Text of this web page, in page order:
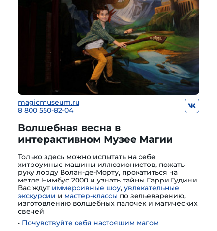
magicmuseum.ru
8 800 550-82-04
Волшебная весна в
интерактивном Музее Магии
Только здесь можно испытать на себе
хитроумные машины иллюзионистов, пожать
руку лорду Волан-де-Морту, прокатиться на
метле Нимбус 2000 и узнать тайны Гарри Гудини.
Вас ждут иммерсивные шоу, увлекательные
экскурсии и мастер-классы по зельеварению,
изготовлению волшебных палочек и магических
свечей
• Почувствуйте себя настоящим магом